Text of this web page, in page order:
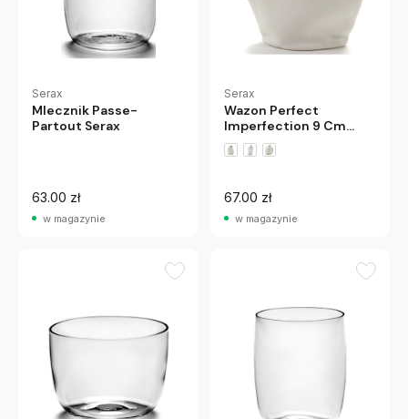
Serax
Mlecznik Passe-
Partout Serax
63.00 zł
w magazynie
Serax
Wazon Perfect
Imperfection 9 Cm
Serax
67.00 zł
w magazynie